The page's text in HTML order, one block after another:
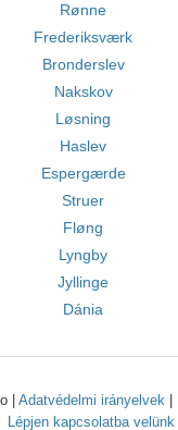
Rønne
Frederiksværk
Bronderslev
Nakskov
Løsning
Haslev
Espergærde
Struer
Fløng
Lyngby
Jyllinge
Dánia
| Adatvédelmi irányelvek
Lépjen kapcsolatba velünk